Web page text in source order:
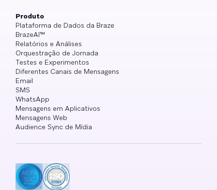
Produto
Plataforma de Dados da Braze
BrazeAI™
Relatórios e Análises
Orquestração de Jornada
Testes e Experimentos
Diferentes Canais de Mensagens
Email
SMS
WhatsApp
Mensagens em Aplicativos
Mensagens Web
Audience Sync de Mídia